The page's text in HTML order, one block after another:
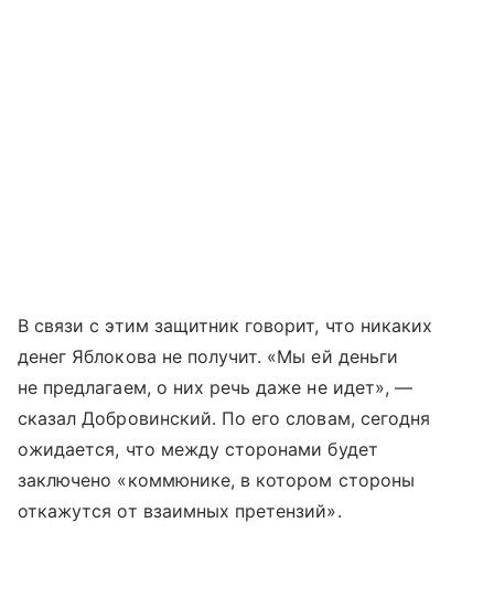
В связи с этим защитник говорит, что никаких
денег Яблокова не получит. «Мы ей деньги
не предлагаем, о них речь даже не идет», —
сказал Добровинский. По его словам, сегодня
ожидается, что между сторонами будет
заключено «коммюнике, в котором стороны
откажутся от взаимных претензий».